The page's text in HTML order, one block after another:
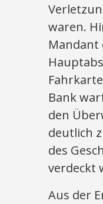
waren.
Mandant
Bank
den
deutlich
des
verdeckt
Aus der